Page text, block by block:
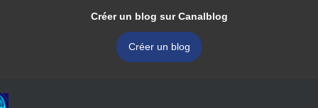
Créer un blog sur Canalblog
Créer un blog